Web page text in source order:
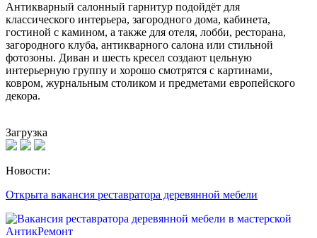
Антикварный салонный гарнитур подойдёт для
классического интерьера, загородного дома, кабинета,
гостиной с камином, а также для отеля, лобби, ресторана,
загородного клуба, антикварного салона или стильной
фотозоны. Диван и шесть кресел создают цельную
интерьерную группу и хорошо смотрятся с картинами,
ковром, журнальным столиком и предметами европейского
декора.
Загрузка
Новости:
Открыта вакансия реставратора деревянной мебели